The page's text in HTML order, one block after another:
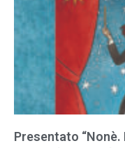
Presentato “Nonè.